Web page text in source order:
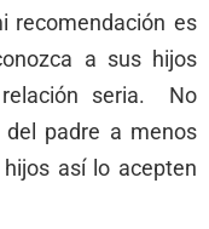
recomendación es
a sus hijos
seria. No
padre a menos
así lo acepten